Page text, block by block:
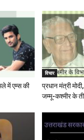
में एम्स की
विचार
प्रधान मंत्री
जम्मू-कश्मीर के